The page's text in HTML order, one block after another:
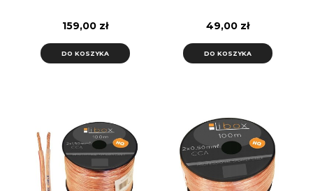
159,00 zł
DO KOSZYKA
49,00 zł
DO KOSZYKA